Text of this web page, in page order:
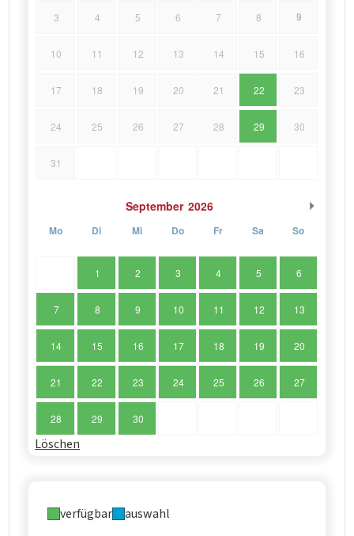
3 4 5 6 7 8 9
10 11 12 13 14 15 16
17 18 19 20 21 22 23
24 25 26 27 28 29 30
31
September 2026
Mo Di Mi Do Fr Sa So
1 2 3 4 5 6
7 8 9 10 11 12 13
14 15 16 17 18 19 20
21 22 23 24 25 26 27
28 29 30
Löschen
verfügbar auswahl